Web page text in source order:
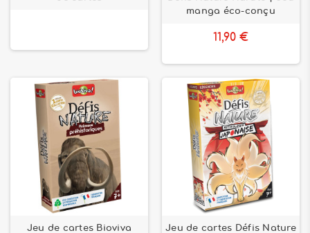
manga éco-conçu
11,90 €
Jeu de cartes Bioviva
Jeu de cartes Défis Nature